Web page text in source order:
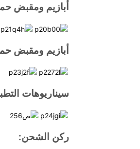
أبازيم ومقبض
أبازيم ومقبض
سيناريوهات
ركن الشحن: